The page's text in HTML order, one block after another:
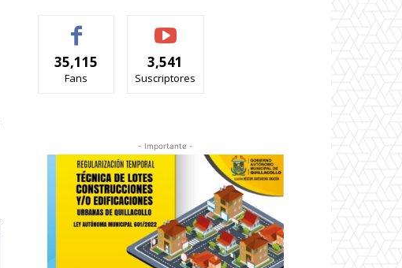
35,115
Fans
3,541
Suscriptores
- Importante -